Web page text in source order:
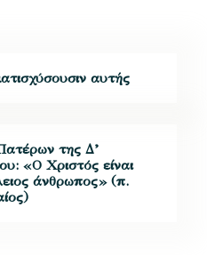
αυτής
της Δ’
«Ο Χριστός είναι
άνθρωπος» (π.